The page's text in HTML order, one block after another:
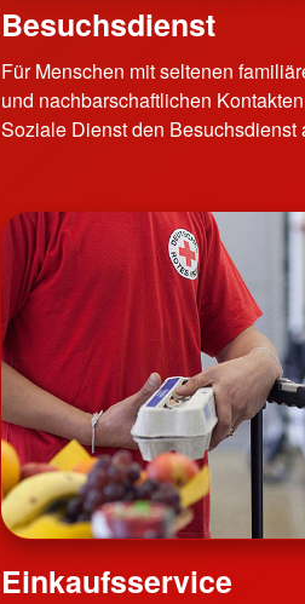
Besuchsdienst
Für Menschen mit seltenen
und nachbarschaftlichen
Soziale Dienst den Besuchsdienst
Einkaufsservice